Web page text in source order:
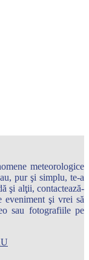
meteorologice
pur şi simplu, te-a
şi alţii, contactează-
eveniment şi vrei să
sau fotografiile pe